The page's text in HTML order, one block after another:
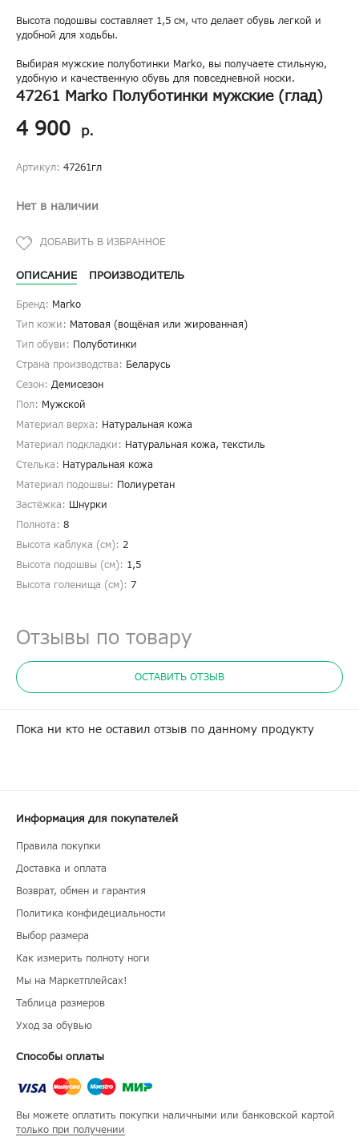
Высота подошвы составляет 1,5 см, что делает обувь легкой и
удобной для ходьбы.
Выбирая мужские полуботинки Marko, вы получаете стильную,
удобную и качественную обувь для повседневной носки.
47261 Marko Полуботинки мужские (глад)
4 900 р.
Артикул: 47261гл
Нет в наличии
ОПИСАНИЕ ПРОИЗВОДИТЕЛЬ
Бренд: Marko
Тип кожи: Матовая (вощёная или жированная)
Тип обуви: Полуботинки
Страна производства: Беларусь
Сезон: Демисезон
Пол: Мужской
Материал верха: Натуральная кожа
Материал подкладки: Натуральная кожа, текстиль
Стелька: Натуральная кожа
Материал подошвы: Полиуретан
Застёжка: Шнурки
Полнота: 8
Высота каблука (см): 2
Высота подошвы (см): 1,5
Высота голенища (cм): 7
Отзывы по товару
ОСТАВИТЬ ОТЗЫВ
Пока ни кто не оставил отзыв по данному продукту
Информация для покупателей
Правила покупки
Доставка и оплата
Возврат, обмен и гарантия
Политика конфидециальности
Выбор размера
Как измерить полноту ноги
Мы на Маркетплейсах!
Таблица размеров
Уход за обувью
Способы оплаты
Вы можете оплатить покупки наличными или банковской картой
только при получении